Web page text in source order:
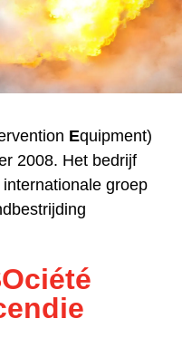
Equipment)
2008. Het bedrijf
groep